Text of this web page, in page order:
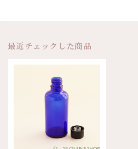
最近チェックした商品